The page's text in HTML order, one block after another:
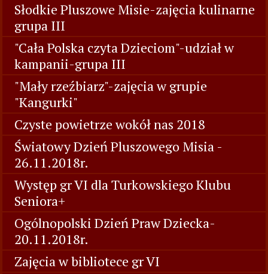
Słodkie Pluszowe Misie-zajęcia kulinarne
grupa III
"Cała Polska czyta Dzieciom"-udział w
kampanii-grupa III
"Mały rzeźbiarz"-zajęcia w grupie
"Kangurki"
Czyste powietrze wokół nas 2018
Światowy Dzień Pluszowego Misia -
26.11.2018r.
Występ gr VI dla Turkowskiego Klubu
Seniora+
Ogólnopolski Dzień Praw Dziecka-
20.11.2018r.
Zajęcia w bibliotece gr VI